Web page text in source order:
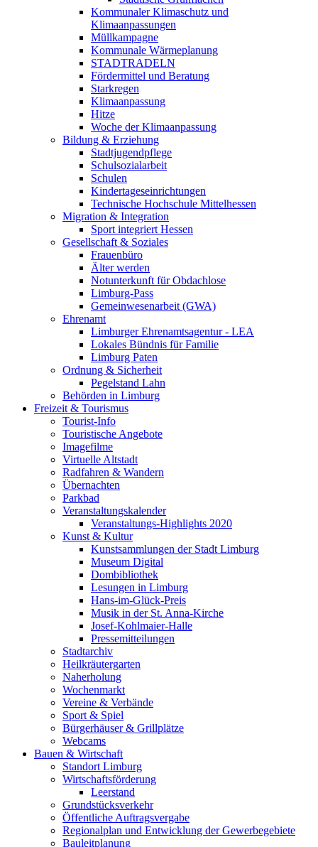
Kommunaler Klimaschutz und
Klimaanpassungen
Müllkampagne
Kommunale Wärmeplanung
STADTRADELN
Fördermittel und Beratung
Starkregen
Klimaanpassung
Hitze
Woche der Klimaanpassung
Bildung & Erziehung
Stadtjugendpflege
Schulsozialarbeit
Schulen
Kindertageseinrichtungen
Technische Hochschule Mittelhessen
Migration & Integration
Sport integriert Hessen
Gesellschaft & Soziales
Frauenbüro
Älter werden
Notunterkunft für Obdachlose
Limburg-Pass
Gemeinwesenarbeit (GWA)
Ehrenamt
Limburger Ehrenamtsagentur - LEA
Lokales Bündnis für Familie
Limburg Paten
Ordnung & Sicherheit
Pegelstand Lahn
Behörden in Limburg
Freizeit & Tourismus
Tourist-Info
Touristische Angebote
Imagefilme
Virtuelle Altstadt
Radfahren & Wandern
Übernachten
Parkbad
Veranstaltungskalender
Veranstaltungs-Highlights 2020
Kunst & Kultur
Kunstsammlungen der Stadt Limburg
Museum Digital
Dombibliothek
Lesungen in Limburg
Hans-im-Glück-Preis
Musik in der St. Anna-Kirche
Josef-Kohlmaier-Halle
Pressemitteilungen
Stadtarchiv
Heilkräutergarten
Naherholung
Wochenmarkt
Vereine & Verbände
Sport & Spiel
Bürgerhäuser & Grillplätze
Webcams
Bauen & Wirtschaft
Standort Limburg
Wirtschaftsförderung
Leerstand
Grundstücksverkehr
Öffentliche Auftragsvergabe
Regionalplan und Entwicklung der Gewerbegebiete
Bauleitplanung